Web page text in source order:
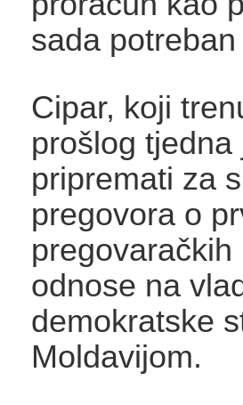
sada
Cipar, koji
prošlog
pripremati za
pregovora o
odnose na
demokratske
Moldavijom.